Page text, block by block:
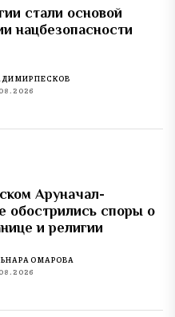
стали основой
нацбезопасности
ПЕСКОВ
Аруначал-
обострились споры о
и религии
ОМАРОВА